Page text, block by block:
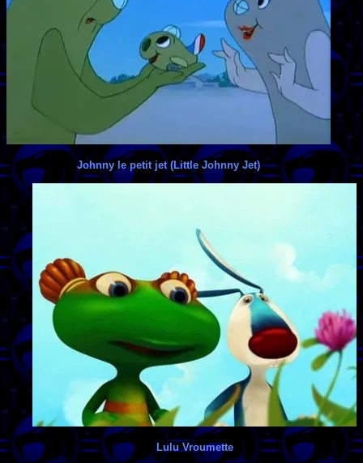
Johnny le petit jet (Little Johnny Jet)
Lulu Vroumette